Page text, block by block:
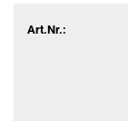
Art.Nr.: